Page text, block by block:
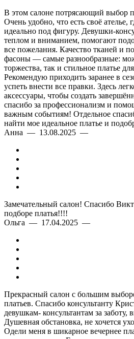
В этом салоне потрясающий выбор
Очень удобно, что есть своё ателье,
идеально под фигуру. Девушки-
теплом и вниманием, помогают
все пожелания. Качество тканей и
фасоны — самые разнообразные:
торжества, так и стильное платье
Рекомендую приходить заранее в
успеть внести все правки. Здесь
аксессуары, чтобы создать
спасибо за профессионализм и
важным событиям! Отдельное
найти мое идеальное платье и
Анна — 13.08.2025 —
Замечательный салон! Спасибо
подборе платья!!!!
Ольга — 17.04.2025 —
Прекрасный салон с большим
платьев. Спасибо консультанту
девушкам- консультантам за заботу,
Душевная обстановка, не хочется
Одели меня в шикарное вечернее